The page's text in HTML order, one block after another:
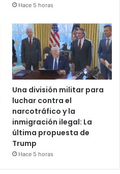
Hace 5 horas
Una división militar para
luchar contra el
narcotráfico y la
inmigración ilegal: La
última propuesta de
Trump
Hace 5 horas